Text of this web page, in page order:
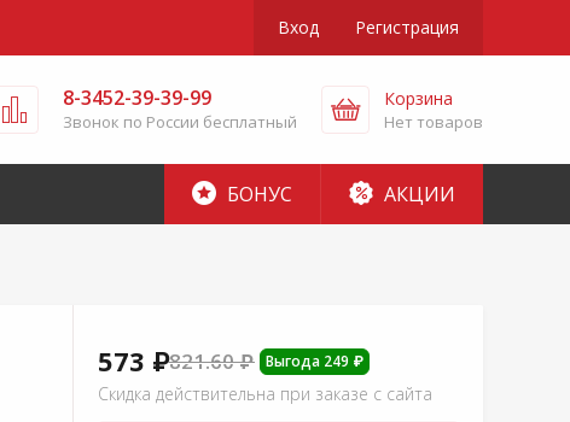
Вход Регистрация
8-3452-39-39-99
Звонок по России бесплатный
Корзина
Нет товаров
БОНУС АКЦИИ
573 ₽821.60 ₽ Выгода 249 ₽
Скидка действительна при заказе с сайта